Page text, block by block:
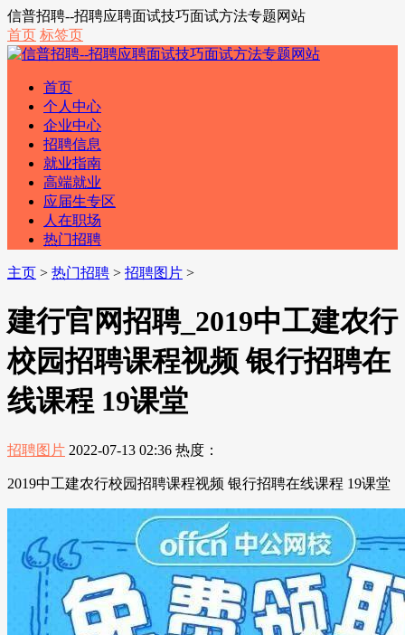
信普招聘--招聘应聘面试技巧面试方法专题网站
首页 标签页
首页
个人中心
企业中心
招聘信息
就业指南
高端就业
应届生专区
人在职场
热门招聘
主页 > 热门招聘 > 招聘图片 >
建行官网招聘_2019中工建农行
校园招聘课程视频 银行招聘在
线课程 19课堂
招聘图片 2022-07-13 02:36 热度：
2019中工建农行校园招聘课程视频 银行招聘在线课程 19课堂